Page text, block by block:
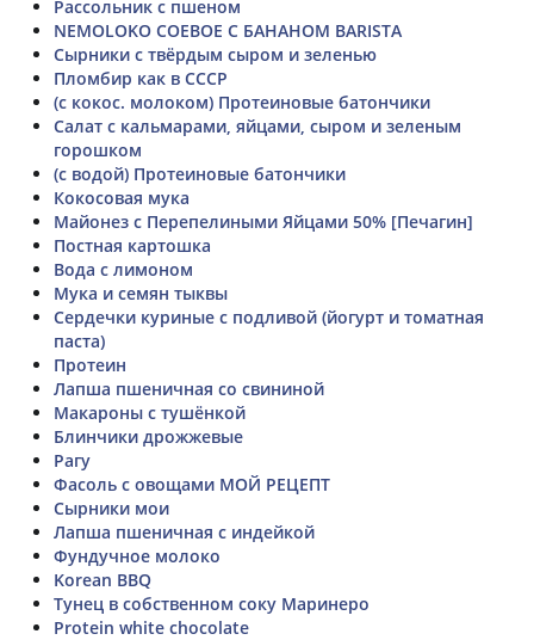
Рассольник с пшеном
NEMOLOKO СОЕВОЕ С БАНАНОМ BARISTA
Сырники с твёрдым сыром и зеленью
Пломбир как в СССР
(с кокос. молоком) Протеиновые батончики
Салат с кальмарами, яйцами, сыром и зеленым
горошком
(с водой) Протеиновые батончики
Кокосовая мука
Майонез с Перепелиными Яйцами 50% [Печагин]
Постная картошка
Вода с лимоном
Мука и семян тыквы
Сердечки куриные с подливой (йогурт и томатная
паста)
Протеин
Лапша пшеничная со свининой
Макароны с тушёнкой
Блинчики дрожжевые
Рагу
Фасоль с овощами МОЙ РЕЦЕПТ
Сырники мои
Лапша пшеничная с индейкой
Фундучное молоко
Korean BBQ
Тунец в собственном соку Маринеро
Protein white chocolate